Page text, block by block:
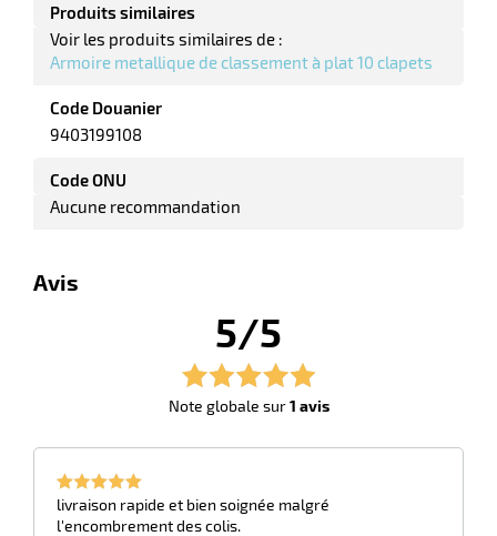
Produits similaires
Voir les produits similaires de :
Armoire metallique de classement à plat 10 clapets
Code Douanier
9403199108
Code ONU
Aucune recommandation
Avis
5/5
Note globale sur1 avis
livraison rapide et bien soignée malgré
l'encombrement des colis.